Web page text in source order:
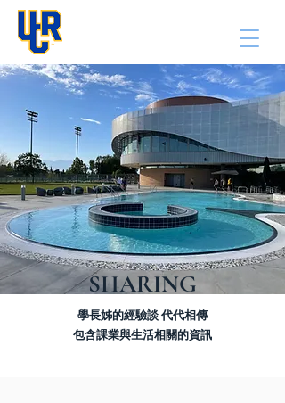
SHARING
學長姊的經驗談 代代相傳
包含課業與生活相關的資訊